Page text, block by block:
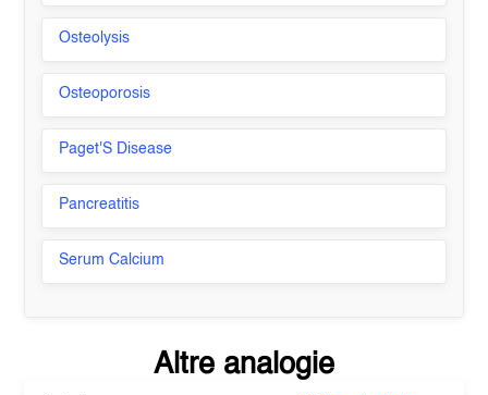
Osteolysis
Osteoporosis
Paget'S Disease
Pancreatitis
Serum Calcium
Altre analogie